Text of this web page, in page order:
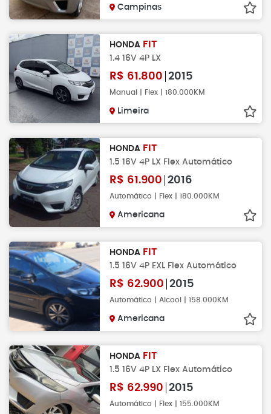
Campinas
HONDA FIT
1.4 16V 4P LX
R$ 61.800 2015
Manual | Flex | 180.000KM
Limeira
HONDA FIT
1.5 16V 4P LX Flex Automático
R$ 61.900 2016
Automático | Flex | 180.000KM
Americana
HONDA FIT
1.5 16V 4P EXL Flex Automático
R$ 62.900 2015
Automático | Alcool | 158.000KM
Americana
HONDA FIT
1.5 16V 4P LX Flex Automático
R$ 62.990 2015
Automático | Flex | 155.000KM